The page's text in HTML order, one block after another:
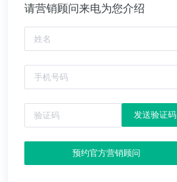
请营销顾问来电为您介绍
发送验证码
预约官方营销顾问